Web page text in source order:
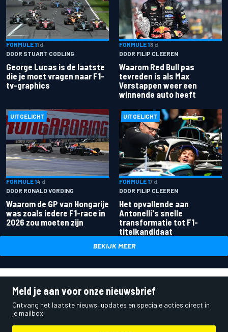
FORMULE 11 d
DOOR STUART CODLING
George Lucas is de laatste
die je moet vragen naar F1-
tv-graphics
FORMULE 13 d
DOOR FILIP CLEEREN
Waarom Red Bull pas
tevreden is als Max
Verstappen weer een
winnende auto heeft
UITGELICHT
FORMULE 14 d
DOOR RONALD VORDING
Waarom de GP van Hongarije
was zoals iedere F1-race in
2026 zou moeten zijn
UITGELICHT
FORMULE 17 d
DOOR FILIP CLEEREN
Het opvallende aan
Antonelli's snelle
transformatie tot F1-
titelkandidaat
BEKIJK MEER
Meld je aan voor onze nieuwsbrief
Ontvang het laatste nieuws, updates en speciale acties direct in
je mailbox.